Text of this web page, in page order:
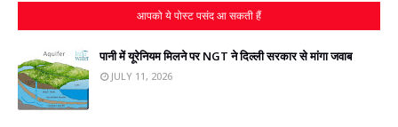
आपको ये पोस्ट पसंद आ सकती हैं
पानी में यूरेनियम मिलने पर NGT ने दिल्ली सरकार से मांगा जवाब
JULY 11, 2026